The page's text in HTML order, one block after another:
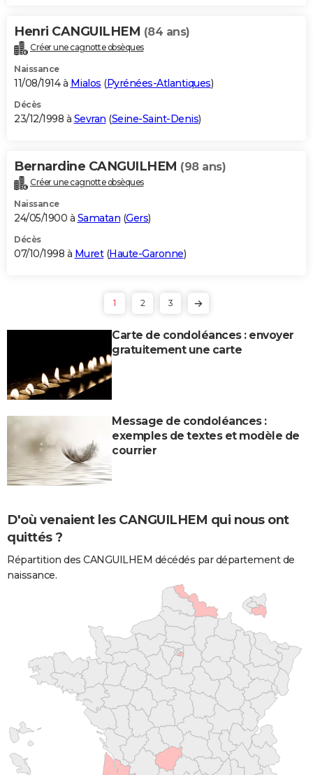
Henri CANGUILHEM (84 ans)
Créer une cagnotte obsèques
Naissance
11/08/1914 à Mialos (Pyrénées-Atlantiques)
Décès
23/12/1998 à Sevran (Seine-Saint-Denis)
Bernardine CANGUILHEM (98 ans)
Créer une cagnotte obsèques
Naissance
24/05/1900 à Samatan (Gers)
Décès
07/10/1998 à Muret(Haute-Garonne)
1 2 3
Carte de condoléances : envoyer
gratuitement une carte
Message de condoléances :
exemples de textes et modèle de
courrier
D'où venaient les CANGUILHEM qui nous ont
quittés ?
Répartition des CANGUILHEM décédés par département de
naissance.